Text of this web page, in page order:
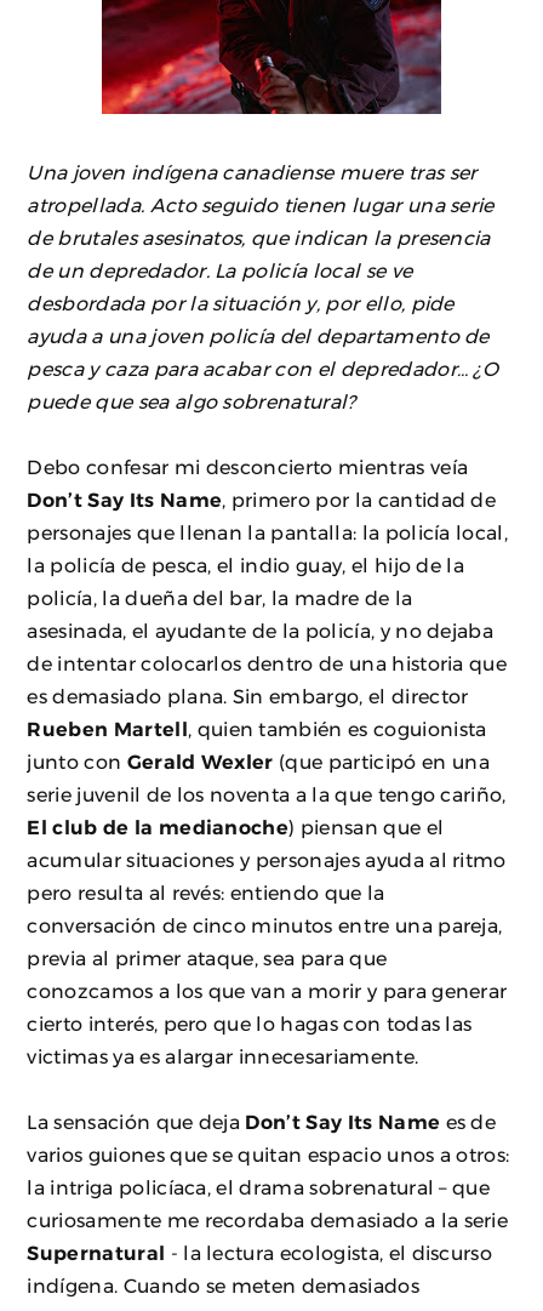
Una joven indígena canadiense muere tras ser
atropellada. Acto seguido tienen lugar una serie
de brutales asesinatos, que indican la presencia
de un depredador. La policía local se ve
desbordada por la situación y, por ello, pide
ayuda a una joven policía del departamento de
pesca y caza para acabar con el depredador… ¿O
puede que sea algo sobrenatural?
Debo confesar mi desconcierto mientras veía
Don’t Say Its Name , primero por la cantidad de
personajes que llenan la pantalla: la policía local,
la policía de pesca, el indio guay, el hijo de la
policía, la dueña del bar, la madre de la
asesinada, el ayudante de la policía, y no dejaba
de intentar colocarlos dentro de una historia que
es demasiado plana. Sin embargo, el director
Rueben Martell
, quien también es coguionista
junto con Gerald Wexler (que participó en una
serie juvenil de los noventa a la que tengo cariño,
El club de la medianoche) piensan que el
acumular situaciones y personajes ayuda al ritmo
pero resulta al revés: entiendo que la
conversación de cinco minutos entre una pareja,
previa al primer ataque, sea para que
conozcamos a los que van a morir y para generar
cierto interés, pero que lo hagas con todas las
victimas ya es alargar innecesariamente.
La sensación que deja Don’t Say Its Name es de
varios guiones que se quitan espacio unos a otros:
la intriga policíaca, el drama sobrenatural – que
curiosamente me recordaba demasiado a la serie
Supernatural - la lectura ecologista, el discurso
indígena. Cuando se meten demasiados